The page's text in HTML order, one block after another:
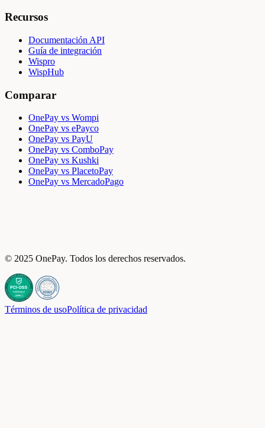
Recursos
Documentación API
Guía de integración
Wispro
WispHub
Comparar
OnePay vs Wompi
OnePay vs ePayco
OnePay vs PayU
OnePay vs ComboPay
OnePay vs Kushki
OnePay vs PlacetoPay
OnePay vs MercadoPago
© 2025 OnePay. Todos los derechos reservados.
Términos de usoPolítica de privacidad